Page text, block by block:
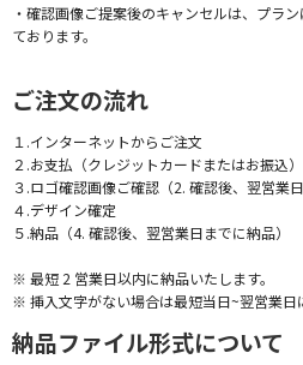
・確認画像ご提案後のキャンセルは、プラ
ております。
ご注文の流れ
１.インターネットからご注文
２.お支払（クレジットカードまたはお振込）
３.ロゴ確認画像ご確認（2. 確認後、翌営業日
４.デザイン確定
５.納品（4. 確認後、翌営業日までに納品）
※ 最短 2 営業日以内に納品いたします。
※ 挿入文字がない場合は最短当日~翌営業日
納品ファイル形式について